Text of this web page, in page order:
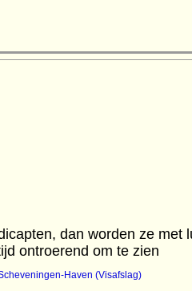
dan worden ze met
Haven (Visafslag)